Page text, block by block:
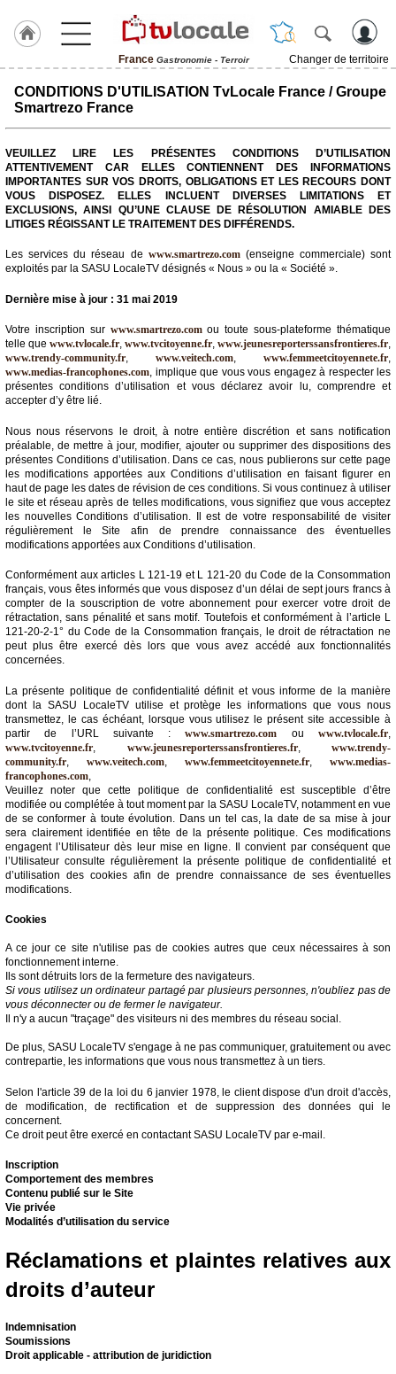
France Gastronomie - Terroir
Changer de territoire
J'adhère
Hulcoq
TvLocale
France
Accueil
Vidéos
Médias
du
Blogs
Prémium
Inscription
annuaire
pro
Accès
CONDITIONS D'UTILISATION TvLocale France / Groupe
Smartrezo France
VEUILLEZ LIRE LES PRÉSENTES CONDITIONS D’UTILISATION
ATTENTIVEMENT CAR ELLES CONTIENNENT DES INFORMATIONS
IMPORTANTES SUR VOS DROITS, OBLIGATIONS ET LES RECOURS DONT
VOUS DISPOSEZ. ELLES INCLUENT DIVERSES LIMITATIONS ET
EXCLUSIONS, AINSI QU’UNE CLAUSE DE RÉSOLUTION AMIABLE DES
LITIGES RÉGISSANT LE TRAITEMENT DES DIFFÉRENDS.
Les services du réseau de www.smartrezo.com(enseigne commerciale) sont
exploités par la SASU LocaleTV désignés « Nous » ou la « Société ».
Dernière mise à jour : 31 mai 2019
Votre inscription sur www.smartrezo.comou toute sous-plateforme thématique
telle que www.tvlocale.fr, www.tvcitoyenne.fr, www.jeunesreporterssansfrontieres.fr,
www.trendy-community.fr, www.veitech.com, www.femmeetcitoyennete.fr,
www.medias-francophones.com, implique que vous vous engagez à respecter les
présentes conditions d’utilisation et vous déclarez avoir lu, comprendre et
accepter d’y être lié.
Nous nous réservons le droit, à notre entière discrétion et sans notification
préalable, de mettre à jour, modifier, ajouter ou supprimer des dispositions des
présentes Conditions d’utilisation. Dans ce cas, nous publierons sur cette page
les modifications apportées aux Conditions d’utilisation en faisant figurer en
haut de page les dates de révision de ces conditions. Si vous continuez à utiliser
le site et réseau après de telles modifications, vous signifiez que vous acceptez
les nouvelles Conditions d’utilisation. Il est de votre responsabilité de visiter
régulièrement le Site afin de prendre connaissance des éventuelles
modifications apportées aux Conditions d’utilisation.
Conformément aux articles L 121-19 et L 121-20 du Code de la Consommation
français, vous êtes informés que vous disposez d’un délai de sept jours francs à
compter de la souscription de votre abonnement pour exercer votre droit de
rétractation, sans pénalité et sans motif. Toutefois et conformément à l’article L
121-20-2-1° du Code de la Consommation français, le droit de rétractation ne
peut plus être exercé dès lors que vous avez accédé aux fonctionnalités
concernées.
La présente politique de confidentialité définit et vous informe de la manière
dont la SASU LocaleTV utilise et protège les informations que vous nous
transmettez, le cas échéant, lorsque vous utilisez le présent site accessible à
partir de l’URL suivante :www.smartrezo.com ouwww.tvlocale.fr,
www.tvcitoyenne.fr, www.jeunesreporterssansfrontieres.fr, www.trendy-
community.fr, www.veitech.com, www.femmeetcitoyennete.fr, www.medias-
francophones.com,
Veuillez noter que cette politique de confidentialité est susceptible d’être
modifiée ou complétée à tout moment par la SASU LocaleTV, notamment en vue
de se conformer à toute évolution. Dans un tel cas, la date de sa mise à jour
sera clairement identifiée en tête de la présente politique. Ces modifications
engagent l’Utilisateur dès leur mise en ligne. Il convient par conséquent que
l’Utilisateur consulte régulièrement la présente politique de confidentialité et
d’utilisation des cookies afin de prendre connaissance de ses éventuelles
modifications.
Cookies
A ce jour ce site n'utilise pas de cookies autres que ceux nécessaires à son
fonctionnement interne.
Ils sont détruits lors de la fermeture des navigateurs.
Si vous utilisez un ordinateur partagé par plusieurs personnes, n'oubliez pas de
vous déconnecter ou de fermer le navigateur.
Il n'y a aucun "traçage" des visiteurs ni des membres du réseau social.
De plus, SASU LocaleTV s'engage à ne pas communiquer, gratuitement ou avec
contrepartie, les informations que vous nous transmettez à un tiers.
Selon l'article 39 de la loi du 6 janvier 1978, le client dispose d'un droit d'accès,
de modification, de rectification et de suppression des données qui le
concernent.
Ce droit peut être exercé en contactant SASU LocaleTV par e-mail.
Inscription
Comportement des membres
Contenu publié sur le Site
Vie privée
Modalités d’utilisation du service
Réclamations et plaintes relatives aux
droits d’auteur
Indemnisation
Soumissions
Droit applicable - attribution de juridiction